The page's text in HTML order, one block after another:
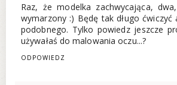
Raz, że modelka zachwycająca,
wymarzony :) Będę tak długo
podobnego. Tylko powiedz jeszcze
używałaś do malowania oczu...?
ODPOWIEDZ